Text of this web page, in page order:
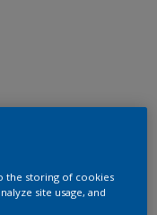
the storing of cookies
site usage, and